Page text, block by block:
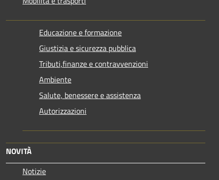
Educazione e formazione
Giustizia e sicurezza pubblica
Tributi,finanze e contravvenzioni
Ambiente
Salute, benessere e assistenza
Autorizzazioni
NOVITÀ
Notizie